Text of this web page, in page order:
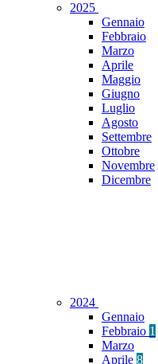
2025
Gennaio
Febbraio
Marzo
Aprile
Maggio
Giugno
Luglio
Agosto
Settembre
Ottobre
Novembre
Dicembre
2024
Gennaio
Febbraio 1
Marzo
Aprile 8